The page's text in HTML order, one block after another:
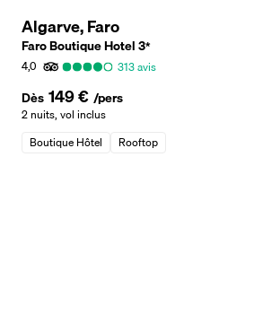
Algarve, Faro
Faro Boutique Hotel3*
4,0
313avis
Dès 149 € /pers
2 nuits, vol inclus
Boutique Hôtel
Rooftop